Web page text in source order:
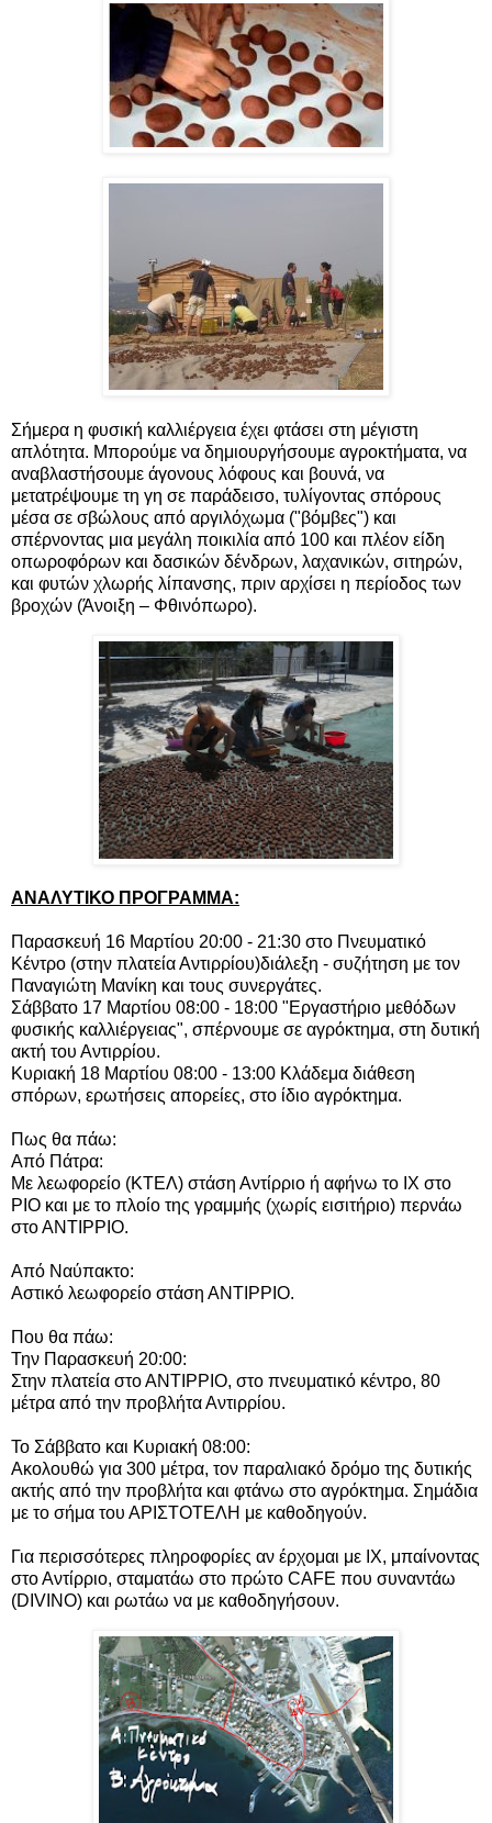
Σήμερα η φυσική καλλιέργεια έχει φτάσει στη μέγιστη
απλότητα. Μπορούμε να δημιουργήσουμε αγροκτήματα, να
αναβλαστήσουμε άγονους λόφους και βουνά, να
μετατρέψουμε τη γη σε παράδεισο, τυλίγοντας σπόρους
μέσα σε σβώλους από αργιλόχωμα ("βόμβες") και
σπέρνοντας μια μεγάλη ποικιλία από 100 και πλέον είδη
οπωροφόρων και δασικών δένδρων, λαχανικών, σιτηρών,
και φυτών χλωρής λίπανσης, πριν αρχίσει η περίοδος των
βροχών (Άνοιξη – Φθινόπωρο).
ΑΝΑΛΥΤΙΚΟ ΠΡΟΓΡΑΜΜΑ:
Παρασκευή 16 Μαρτίου 20:00 - 21:30 στο Πνευματικό
Κέντρο (στην πλατεία Αντιρρίου)διάλεξη - συζήτηση με τον
Παναγιώτη Μανίκη και τους συνεργάτες.
Σάββατο 17 Μαρτίου 08:00 - 18:00 "Εργαστήριο μεθόδων
φυσικής καλλιέργειας", σπέρνουμε σε αγρόκτημα, στη δυτική
ακτή του Αντιρρίου.
Κυριακή 18 Μαρτίου 08:00 - 13:00 Κλάδεμα διάθεση
σπόρων, ερωτήσεις απορείες, στο ίδιο αγρόκτημα.
Πως θα πάω:
Από Πάτρα:
Με λεωφορείο (ΚΤΕΛ) στάση Αντίρριο ή αφήνω το ΙΧ στο
ΡΙΟ και με το πλοίο της γραμμής (χωρίς εισιτήριο) περνάω
στο ΑΝΤΙΡΡΙΟ.
Από Ναύπακτο:
Αστικό λεωφορείο στάση ΑΝΤΙΡΡΙΟ.
Που θα πάω:
Την Παρασκευή 20:00:
Στην πλατεία στο ΑΝΤΙΡΡΙΟ, στο πνευματικό κέντρο, 80
μέτρα από την προβλήτα Αντιρρίου.
Το Σάββατο και Κυριακή 08:00:
Ακολουθώ για 300 μέτρα, τον παραλιακό δρόμο της δυτικής
ακτής από την προβλήτα και φτάνω στο αγρόκτημα. Σημάδια
με το σήμα του ΑΡΙΣΤΟΤΕΛΗ με καθοδηγούν.
Για περισσότερες πληροφορίες αν έρχομαι με ΙΧ, μπαίνοντας
στο Αντίρριο, σταματάω στο πρώτο CAFE που συναντάω
(DIVINO) και ρωτάω να με καθοδηγήσουν.